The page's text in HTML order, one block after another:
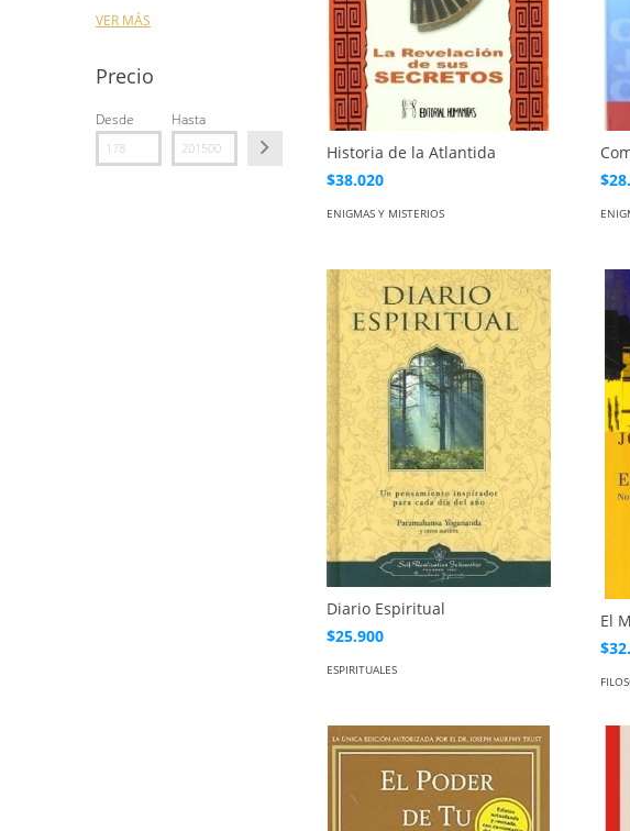
VER MÁS
Precio
Desde Hasta
Historia de la Atlantida
$38.020
ENIGMAS Y MISTERIOS
Diario Espiritual
$25.900
ESPIRITUALES
El